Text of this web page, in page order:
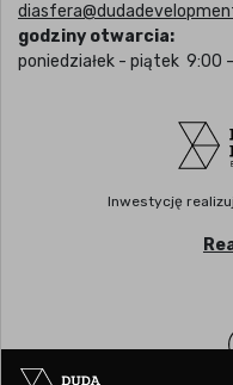
godziny otwarcia:
poniedziałek - piątek 9:00
Inwestycję